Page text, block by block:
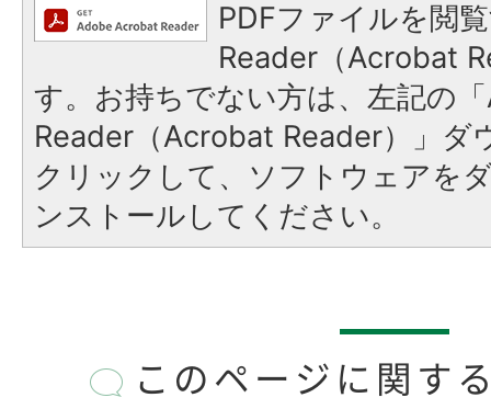
PDFファイルを閲
Reader（Acrobat
す。お持ちでない方は、左記の
Reader（Acrobat Reader）」ダ
クリックして、ソフトウェアを
ンストールしてください。
このページに関す